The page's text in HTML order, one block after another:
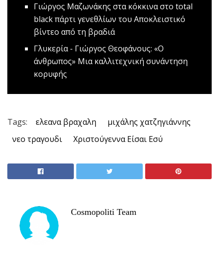
Γιώργος Μαζωνάκης στα κόκκινα στο tοtal
black πάρτι γενεθλίων του Αποκλειστικό
βίντεο από τη βραδιά
Γλυκερία - Γιώργος Θεοφάνους: «O
άνθρωπος» ​Μια καλλιτεχνική συνάντηση
κορυφής
Tags: ελεανα βραχαλη
μιχάλης χατζηγιάννης
νεο τραγουδι
Χριστούγεννα Είσαι Εσύ
Cosmopoliti Team